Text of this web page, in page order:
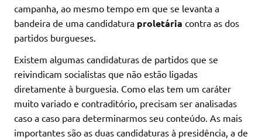
campanha, ao mesmo tempo em que se levanta a
bandeira de uma candidatura proletária contra as dos
partidos burgueses.
Existem algumas candidaturas de partidos que se
reivindicam socialistas que não estão ligadas
diretamente à burguesia. Como elas tem um caráter
muito variado e contraditório, precisam ser analisadas
caso a caso para determinarmos seu conteúdo. As mais
importantes são as duas candidaturas à presidência, a de